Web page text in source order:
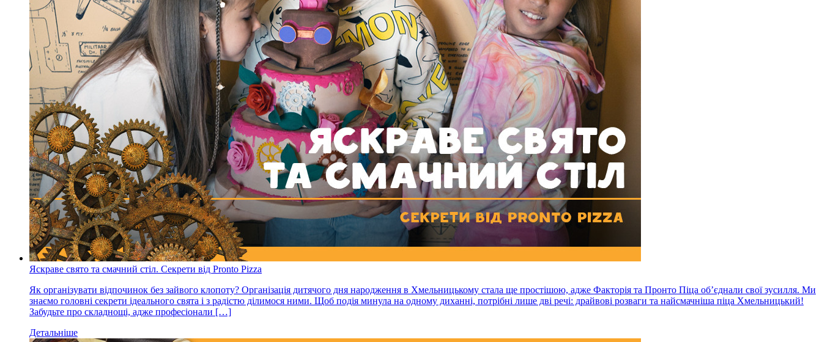
Яскраве свято та смачний стіл. Секрети від Pronto Pizza
Як організувати відпочинок без зайвого клопоту? Організація дитячого дня народження в Хмельницькому стала ще простішою, адже Факторія та Пронто Піца об’єднали свої зусилля. Ми
знаємо головні секрети ідеального свята і з радістю ділимося ними. Щоб подія минула на одному диханні, потрібні лише дві речі: драйвові розваги та найсмачніша піца Хмельницький!
Забудьте про складнощі, адже професіонали […]
Детальніше